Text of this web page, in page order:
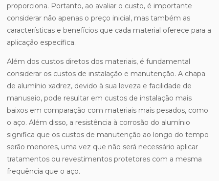
proporciona. Portanto, ao avaliar o custo, é importante
considerar não apenas o preço inicial, mas também as
características e benefícios que cada material oferece para a
aplicação específica.
Além dos custos diretos dos materiais, é fundamental
considerar os custos de instalação e manutenção. A chapa
de alumínio xadrez, devido à sua leveza e facilidade de
manuseio, pode resultar em custos de instalação mais
baixos em comparação com materiais mais pesados, como
o aço. Além disso, a resistência à corrosão do alumínio
significa que os custos de manutenção ao longo do tempo
serão menores, uma vez que não será necessário aplicar
tratamentos ou revestimentos protetores com a mesma
frequência que o aço.